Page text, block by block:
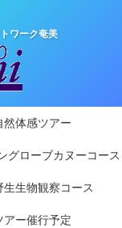
ワーク奄美
然体感ツアー
グローブカヌーコース
生生物観察コース
アー催行予定